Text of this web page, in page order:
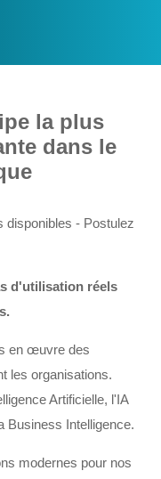
la plus
dans le
disponibles - Postulez
d'utilisation réels
en œuvre des
les organisations.
Artificielle, l'IA
Business Intelligence.
modernes pour nos